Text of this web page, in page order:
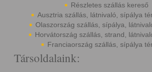
Részletes szállás kereső
Ausztria szállás, látnivaló, sípálya
Olaszország szállás, sípálya,
Horvátország szállás, strand,
Franciaország szállás, sípálya
Társoldalaink: